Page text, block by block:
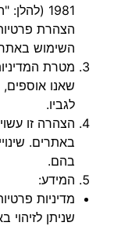
1981
הצהרת
השימוש
מטרת
שאנו אוספים,
לגביו.
הצהרה זו
באתרים.
בהם.
המידע:
מדיניות
שניתן